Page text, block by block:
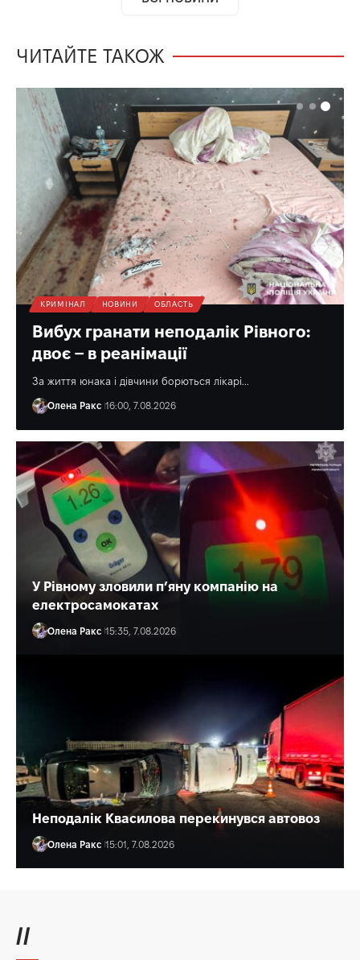
ЧИТАЙТЕ ТАКОЖ
КРИМІНАЛ НОВИНИ ОБЛАСТЬ
Вибух гранати неподалік Рівного:
двоє – в реанімації
За життя юнака і дівчини борються лікарі...
Олена Ракс 16:00, 7.08.2026
У Рівному зловили п’яну компанію на
електросамокатах
Олена Ракс 15:35, 7.08.2026
Неподалік Квасилова перекинувся автовоз
Олена Ракс 15:01, 7.08.2026
//